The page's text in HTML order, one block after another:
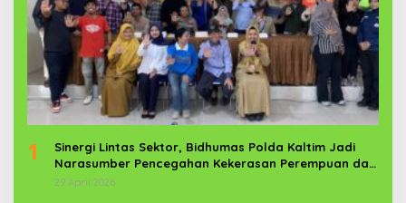
1
Sinergi Lintas Sektor, Bidhumas Polda Kaltim Jadi
Narasumber Pencegahan Kekerasan Perempuan dan
Anak
29 April 2026